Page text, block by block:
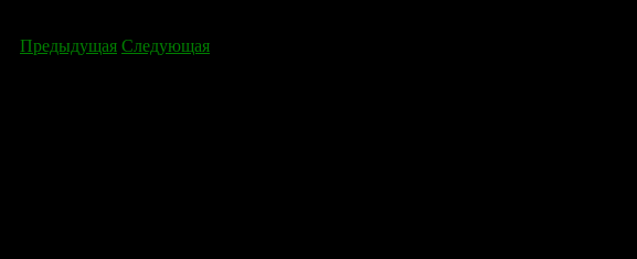
Предыдущая Следующая